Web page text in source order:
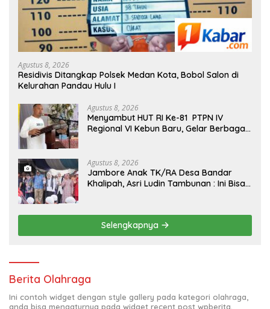
Agustus 8, 2026
Residivis Ditangkap Polsek Medan Kota, Bobol Salon di
Kelurahan Pandau Hulu I
Agustus 8, 2026
Menyambut HUT RI Ke-81 PTPN IV
Regional VI Kebun Baru, Gelar Berbagai
Agustus 8, 2026
Jambore Anak TK/RA Desa Bandar
Khalipah, Asri Ludin Tambunan : Ini Bisa
Selengkapnya
Berita Olahraga
Ini contoh widget dengan style gallery pada kategori olahraga,
anda bisa mengaturnya pada widget recent post wpberita.